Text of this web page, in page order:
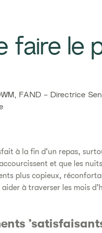
faire le
FAND - Directrice
à la fin d'un repas,
et que les
plus copieux,
à traverser les mois